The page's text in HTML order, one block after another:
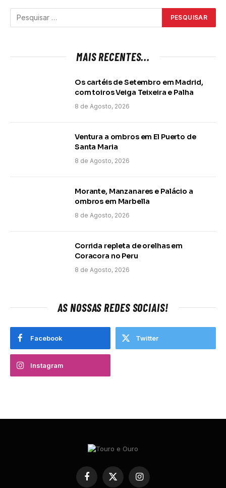
MAIS RECENTES...
Os cartéis de Setembro em Madrid,
com toiros Veiga Teixeira e Palha
8 de Agosto, 2026
Ventura a ombros em El Puerto de
Santa Maria
8 de Agosto, 2026
Morante, Manzanares e Palácio a
ombros em Marbella
8 de Agosto, 2026
Corrida repleta de orelhas em
Coracora no Peru
8 de Agosto, 2026
AS NOSSAS REDES SOCIAIS!
Facebook Twitter
Instagram
Facebook
X
Instagram